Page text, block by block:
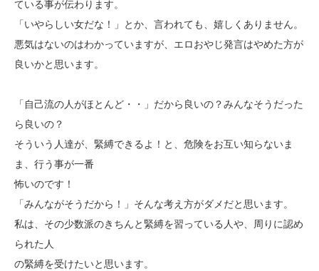
ている事が伝わります。
「いやらしい女だな！」とか、言われても、嬉しくありません。
悪気はないのはわかっていますが、エロおやじ発言はやめた方が
良いかと思います。
「自己流の人がほとんど・・」だから良いの？みんなそうだった
ら良いの？
そういう人達が、緊縛できるよ！と、危険をお互い知らないま
ま、行う事が一番
怖いのです！
「みんながそうだから！」そんな考え方がダメだと思います。
私は、その少数派のきちんと緊縛を習っている人や、周りに認め
られた人
の緊縛を受けたいと思います。